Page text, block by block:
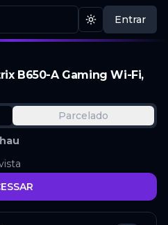
Mudar tema
Entrar
B650-A Gaming Wi-Fi,
Parcelado